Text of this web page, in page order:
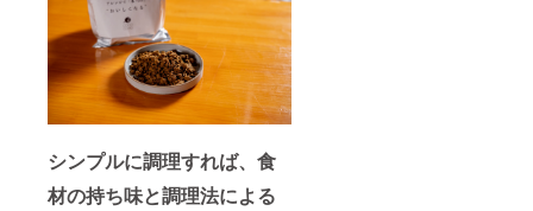
シンプルに調理すれば、食
材の持ち味と調理法による